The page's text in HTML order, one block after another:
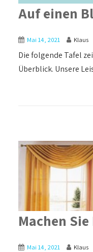
Auf einen
Mai 14, 2021 Klaus
Die folgende Tafel
Überblick. Unsere
Machen
Mai 14, 2021 Klaus